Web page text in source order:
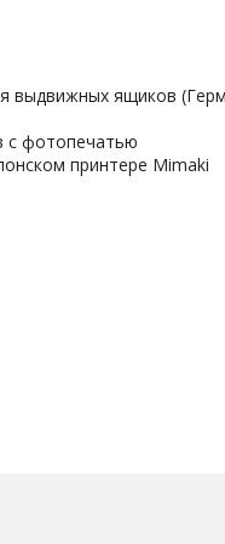
выдвижных ящиков
с фотопечатью
принтере Mimaki